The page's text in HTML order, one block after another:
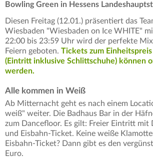
Bowling Green in Hessens
Diesen Freitag (12.01.) präsentiert das
Wiesbaden "Wiesbaden on Ice WHITE"
22:00 bis 23:59 Uhr wird der perfekte
Feiern geboten. Tickets zum
(Eintritt inklusive Schlittschuhe) können
werden.
Alle kommen in Weiß
Ab Mitternacht geht es nach einem
weiß" weiter. Die Badhaus Bar in der
zum Dancefloor. Es gilt: Freier Eintritt mit
und Eisbahn-Ticket. Keine weiße
Eisbahn-Ticket? Dann gibt es den
Euro.